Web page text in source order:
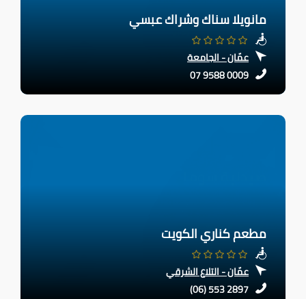
مانويلا سناك وشراك عبسي
عمّان - الجامعة
07 9588 0009
مطعم كناري الكويت
عمّان - التلاع الشرقي
(06) 553 2897